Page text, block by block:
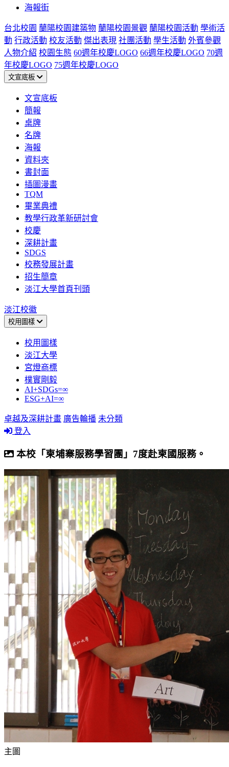
海報街
台北校園 蘭陽校園建築物 蘭陽校園景觀 蘭陽校園活動 學術活
動 行政活動 校友活動 傑出表現 社團活動 學生活動 外賓參觀
人物介紹 校園生態 60週年校慶LOGO 66週年校慶LOGO 70週
年校慶LOGO 75週年校慶LOGO
文宣底板
文宣底板
簡報
桌牌
名牌
海報
資料夾
書封面
插圖漫畫
TQM
畢業典禮
教學行政革新研討會
校慶
深耕計畫
SDGS
校務發展計畫
招生簡章
淡江大學首頁刊頭
淡江校徽
校用圖樣
校用圖樣
淡江大學
宮燈商標
樸實剛毅
AI+SDGs=∞
ESG+AI=∞
卓越及深耕計畫 廣告輪播 未分類
登入
本校「柬埔寨服務學習團」7度赴柬國服務。
主圖